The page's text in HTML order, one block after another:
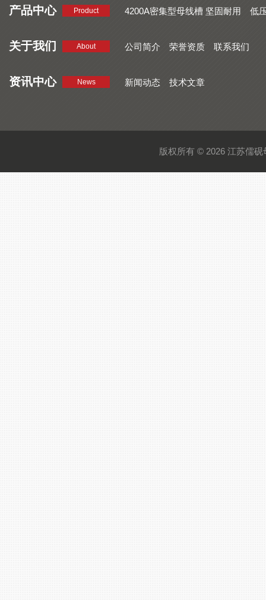
产品中心 Product 4200A密集型母线槽 坚固耐用
低
关于我们 About 公司简介 荣誉资质 联系我们
资讯中心 News 新闻动态 技术文章
版权所有 © 2026 江苏儒